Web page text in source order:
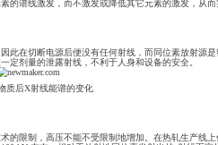
数；τ表示探测器的响应时间；Ks
厚度。
响与射线的强度I 有关。对于同位素
辐射防护难度的增加，电离辐射危险
，自吸收效应越大。而根据公式（2
，来达到降低噪声的目的，对于相